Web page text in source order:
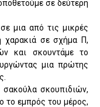
σε δεύτερη
μια από τις μικρές
χαρακιά σε σχήμα Π,
και σκουντάμε το
μια πρώτης
σακούλα σκουπιδιών,
το εμπρός του μέρος,